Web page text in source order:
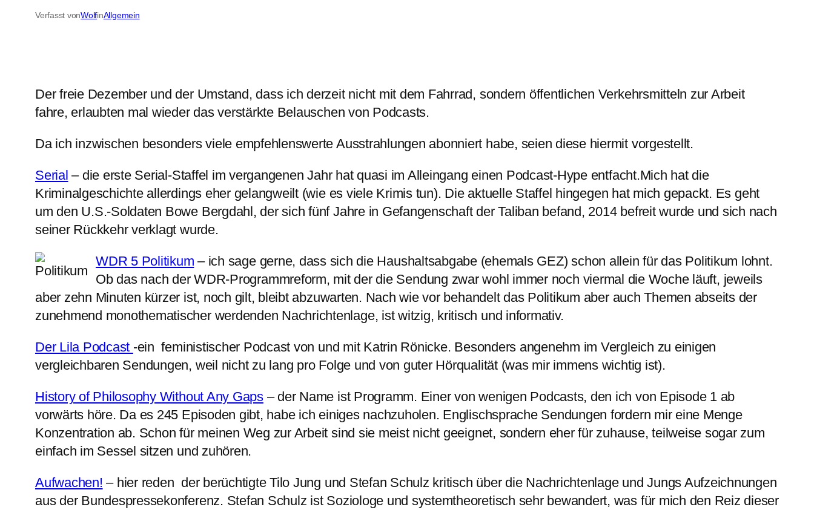
Verfasst vonWolfinAllgemein
Der freie Dezember und der Umstand, dass ich derzeit nicht mit dem Fahrrad, sondern öffentlichen Verkehrsmitteln zur Arbeit
fahre, erlaubten mal wieder das verstärkte Belauschen von Podcasts.
Da ich inzwischen besonders viele empfehlenswerte Ausstrahlungen abonniert habe, seien diese hiermit vorgestellt.
Serial – die erste Serial-Staffel im vergangenen Jahr hat quasi im Alleingang einen Podcast-Hype entfacht.Mich hat die
Kriminalgeschichte allerdings eher gelangweilt (wie es viele Krimis tun). Die aktuelle Staffel hingegen hat mich gepackt. Es geht
um den U.S.-Soldaten Bowe Bergdahl, der sich fünf Jahre in Gefangenschaft der Taliban befand, 2014 befreit wurde und sich nach
seiner Rückkehr verklagt wurde.
WDR 5 Politikum – ich sage gerne, dass sich die Haushaltsabgabe (ehemals GEZ) schon allein für das Politikum lohnt.
Ob das nach der WDR-Programmreform, mit der die Sendung zwar wohl immer noch viermal die Woche läuft, jeweils
aber zehn Minuten kürzer ist, noch gilt, bleibt abzuwarten. Nach wie vor behandelt das Politikum aber auch Themen abseits der
zunehmend monothematischer werdenden Nachrichtenlage, ist witzig, kritisch und informativ.
Der Lila Podcast -ein feministischer Podcast von und mit Katrin Rönicke. Besonders angenehm im Vergleich zu einigen
vergleichbaren Sendungen, weil nicht zu lang pro Folge und von guter Hörqualität (was mir immens wichtig ist).
History of Philosophy Without Any Gaps– der Name ist Programm. Einer von wenigen Podcasts, den ich von Episode 1 ab
vorwärts höre. Da es 245 Episoden gibt, habe ich einiges nachzuholen. Englischsprache Sendungen fordern mir eine Menge
Konzentration ab. Schon für meinen Weg zur Arbeit sind sie meist nicht geeignet, sondern eher für zuhause, teilweise sogar zum
einfach im Sessel sitzen und zuhören.
Aufwachen! – hier reden der berüchtigte Tilo Jung und Stefan Schulz kritisch über die Nachrichtenlage und Jungs Aufzeichnungen
aus der Bundespressekonferenz. Stefan Schulz ist Soziologe und systemtheoretisch sehr bewandert, was für mich den Reiz dieser